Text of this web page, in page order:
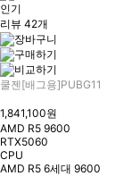
인기
리뷰 42개
쿨젠[배그용]PUBG11
1,841,100원
AMD R5 9600
RTX5060
CPU
AMD R5 6세대 9600